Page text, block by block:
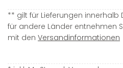
** gilt für Lieferungen innerhalb
für andere Länder entnehmen
mit den Versandinformationen